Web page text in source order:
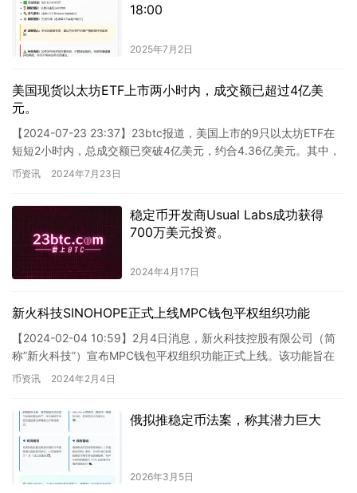
18:00
2025年7月2日
美国现货以太坊ETF上市两小时内，成交额已超过4亿美
元。
【2024-07-23 23:37】23btc报道，美国上市的9只以太坊ETF在
短短2小时内，总成交额已突破4亿美元，约合4.36亿美元。其中，
灰度公司的ETHE以1.78亿美元的…
币资讯 2024年7月23日
稳定币开发商Usual Labs成功获得
700万美元投资。
2024年4月17日
新火科技SINOHOPE正式上线MPC钱包平权组织功能
【2024-02-04 10:59】2月4日消息，新火科技控股有限公司（简
称”新火科技”）宣布MPC钱包平权组织功能正式上线。该功能旨在
支持公司内部利益相关…
币资讯 2024年2月4日
俄拟推稳定币法案，称其潜力巨大
2026年3月5日